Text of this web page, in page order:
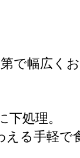
で幅広く
処理。
える手軽で